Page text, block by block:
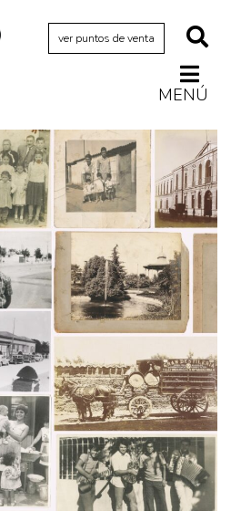
ver puntos de venta
MENÚ
chilena